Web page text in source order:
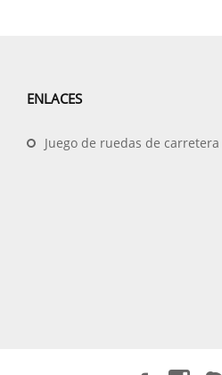
ENLACES
Juego de ruedas de carretera